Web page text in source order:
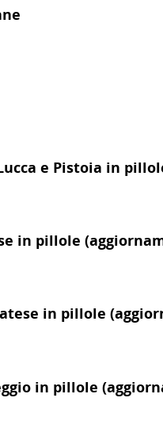
e Pistoia in
in pillole
in pillole
in pillole